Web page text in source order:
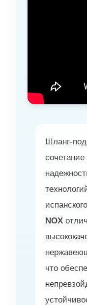
Шланг-
сочетание
NOX
что